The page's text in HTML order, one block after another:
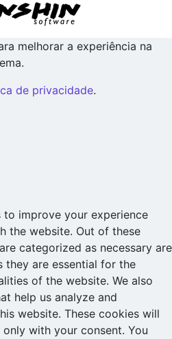
melhorar a experiência na
de privacidade.
improve your experience
the website. Out of these
categorized as necessary are
they are essential for the
of the website. We also
help us analyze and
website. These cookies will
with your consent. You